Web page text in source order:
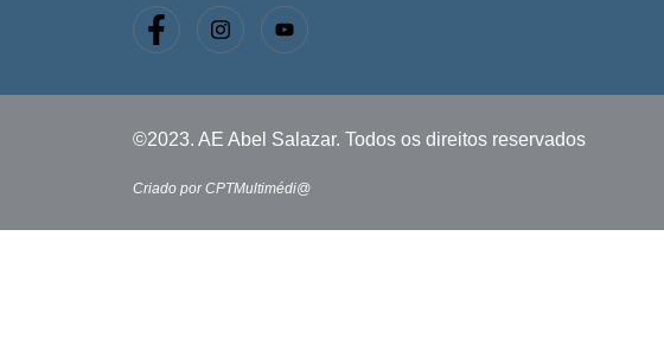
©2023. AE Abel Salazar. Todos os direitos reservados
Criado por CPTMultimédi@